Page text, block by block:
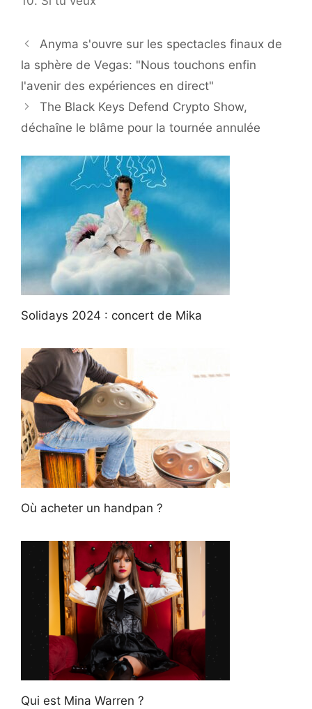
Anyma s'ouvre sur les spectacles finaux de
la sphère de Vegas: "Nous touchons enfin
l'avenir des expériences en direct"
The Black Keys Defend Crypto Show,
déchaîne le blâme pour la tournée annulée
Solidays 2024 : concert de Mika
Où acheter un handpan ?
Qui est Mina Warren ?